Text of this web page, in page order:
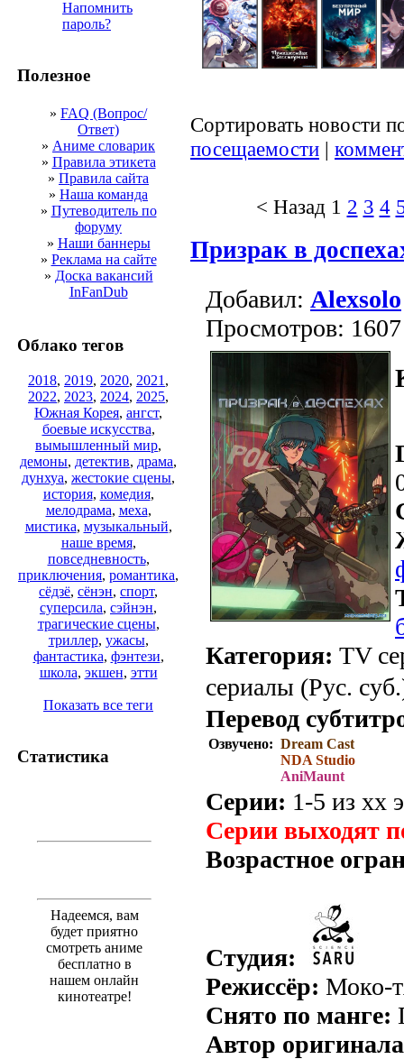
Напомнить
пароль?
Полезное
» FAQ (Вопрос/
Ответ)
» Аниме словарик
» Правила этикета
» Правила сайта
» Наша команда
» Путеводитель по
форуму
» Наши баннеры
» Реклама на сайте
» Доска вакансий
InFanDub
Облако тегов
2018, 2019, 2020, 2021 ,
2022, 2023, 2024, 2025,
Южная Корея, ангст,
боевые искусства,
вымышленный мир,
демоны, детектив, драма,
дунхуа, жестокие сцены,
история, комедия,
мелодрама, меха,
мистика, музыкальный,
наше время,
повседневность,
приключения, романтика,
сёдзё, сёнэн, спорт,
суперсила, сэйнэн,
трагические сцены,
триллер, ужасы,
фантастика, фэнтези,
школа, экшен, этти
Показать все теги
Статистика
Надеемся, вам
будет приятно
смотреть аниме
бесплатно в
нашем онлайн
кинотеатре!
Сортировать новости
посещаемости |
< Назад 1 2 3 4
Призрак в
Добавил: Alexsolo
Просмотров: 1607
Категория: TV
сериалы (Рус.
Перевод
Озвучено: Dream Cast
NDA Studio
AniMaunt
Серии: 1-5 из хх
Серии выходят
Возрастное
Студия:
Режиссёр: Моко-
Снято по манге:
Автор